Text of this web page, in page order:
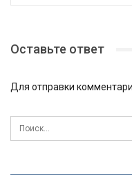
Оставьте ответ
Для отправки